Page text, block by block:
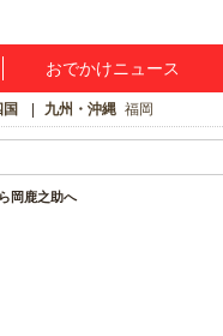
おでかけニュース
九州・沖縄 福岡
岡鹿之助へ